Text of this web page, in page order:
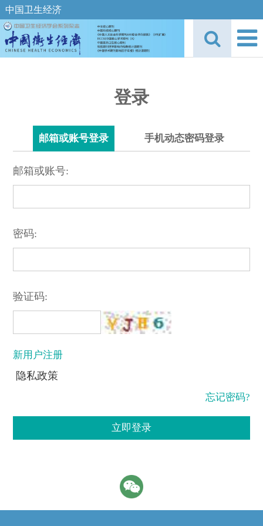
中国卫生经济
登录
邮箱或账号登录 手机动态密码登录
邮箱或账号:
密码:
验证码:
新用户注册
隐私政策
忘记密码?
立即登录